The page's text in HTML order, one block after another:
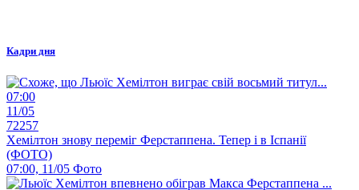
Кадри дня
07:00
11/05
72257
Хемілтон знову переміг Ферстаппена. Тепер і в Іспанії
(ФОТО)
07:00, 11/05 Фото